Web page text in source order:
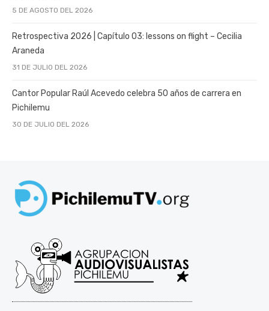
5 DE AGOSTO DEL 2026
Retrospectiva 2026 | Capítulo 03: lessons on flight – Cecilia
Araneda
31 DE JULIO DEL 2026
Cantor Popular Raúl Acevedo celebra 50 años de carrera en
Pichilemu
30 DE JULIO DEL 2026